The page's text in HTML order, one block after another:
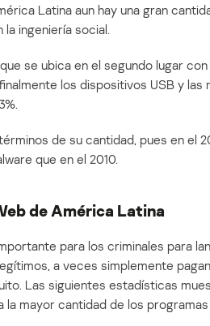
Latina aun hay una gran
ingeniería social.
se ubica en el segundo lugar
los dispositivos USB y
de su cantidad, pues en el
que en el 2010.
de América Latina
para los criminales para
a veces simplemente
Las siguientes estadísticas
la mayor cantidad de los